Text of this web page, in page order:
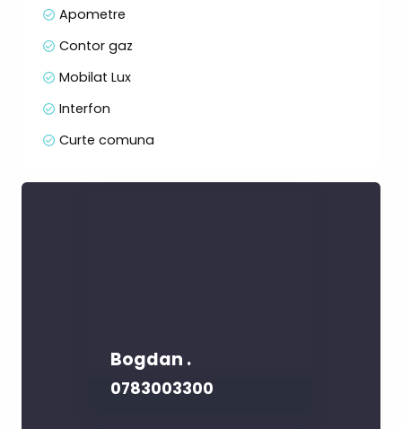
Apometre
Contor gaz
Mobilat Lux
Interfon
Curte comuna
Bogdan .
0783003300